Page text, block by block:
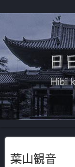
葉山観音